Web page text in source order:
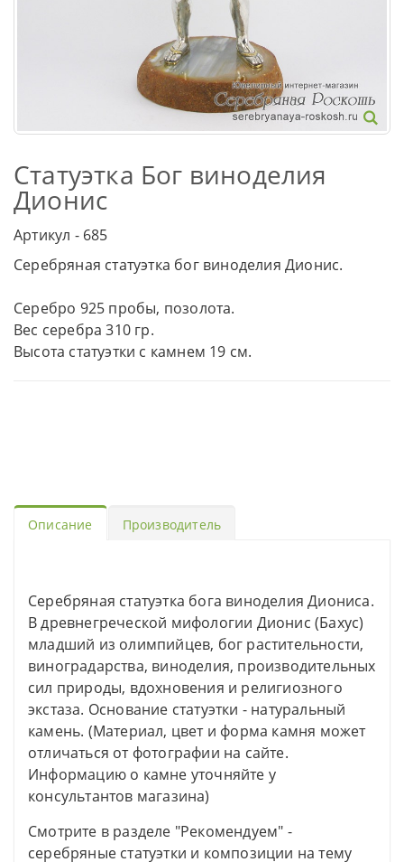
Статуэтка Бог виноделия
Дионис
Артикул - 685
Серебряная статуэтка бог виноделия Дионис.
Серебро 925 пробы, позолота.
Вес серебра 310 гр.
Высота статуэтки с камнем 19 см.
Описание Производитель
Серебряная статуэтка бога виноделия Диониса.
В древнегреческой мифологии Дионис (Бахус)
младший из олимпийцев, бог растительности,
виноградарства, виноделия, производительных
сил природы, вдохновения и религиозного
экстаза. Основание статуэтки - натуральный
камень. (Материал, цвет и форма камня может
отличаться от фотографии на сайте.
Информацию о камне уточняйте у
консультантов магазина)
Смотрите в разделе "Рекомендуем" -
серебряные статуэтки и композиции на тему